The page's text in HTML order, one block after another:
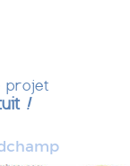
projet
!